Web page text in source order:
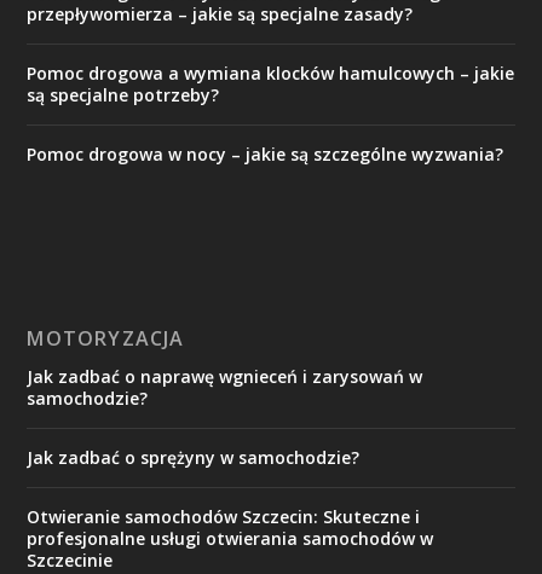
przepływomierza – jakie są specjalne zasady?
Pomoc drogowa a wymiana klocków hamulcowych – jakie
są specjalne potrzeby?
Pomoc drogowa w nocy – jakie są szczególne wyzwania?
MOTORYZACJA
Jak zadbać o naprawę wgnieceń i zarysowań w
samochodzie?
Jak zadbać o sprężyny w samochodzie?
Otwieranie samochodów Szczecin: Skuteczne i
profesjonalne usługi otwierania samochodów w
Szczecinie